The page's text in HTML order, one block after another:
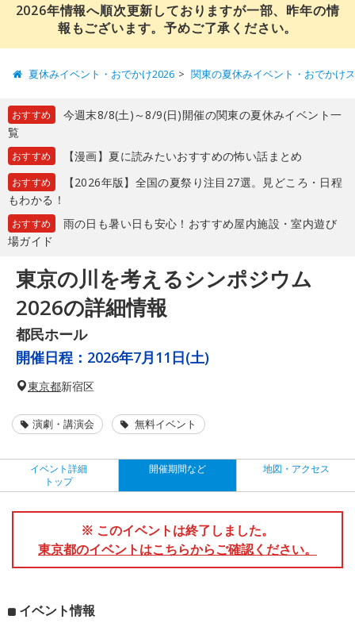
2026年情報へ順次更新しておりますが一部、昨年の情
報もございます。予めご了承ください。
夏休みイベント・おでかけ2026 関東の夏休みイベント・おでかけ
おすすめ
今週末8/8(土)～8/9(日)開催の関東の夏休みイベント一
覧
おすすめ 【漫画】夏に読みたいおすすめの怖い話まとめ
おすすめ
【2026年版】全国の夏祭り注目27選。見どころ・日程
もわかる！
おすすめ
雨の日も暑い日も安心！おすすめ屋内施設・室内遊び
場ガイド
東京の川を考えるシンポジウム
2026の詳細情報
都民ホール
開催日程： 2026年7月11日(土)
東京都新宿区
演劇・講演会 無料イベント
イベント詳細
トップ
開催期間など 地図・アクセス
※ このイベントは終了しました。
東京都のイベントはこちらからご確認ください。
イベント情報